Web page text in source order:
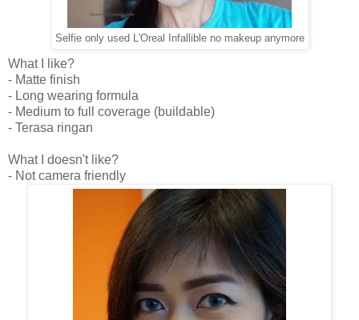
Selfie only used L'Oreal Infallible no makeup anymore
What I like?
- Matte finish
- Long wearing formula
- Medium to full coverage (buildable)
- Terasa ringan
What I doesn't like?
- Not camera friendly